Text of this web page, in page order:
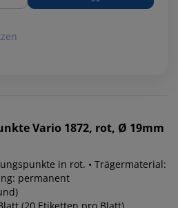
Vario 1872, rot, Ø 19mm
in rot. • Trägermaterial:
permanent